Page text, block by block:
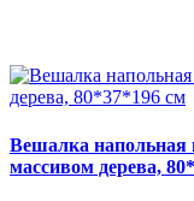
Вешалка
массивом дерева,